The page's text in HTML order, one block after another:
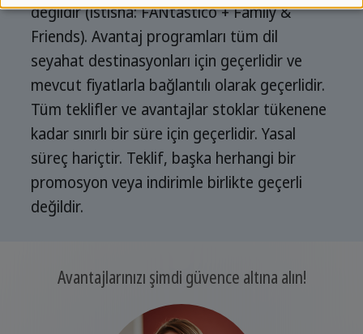
değildir (istisna: FANtastico + Family &
Friends). Avantaj programları tüm dil
seyahat destinasyonları için geçerlidir ve
mevcut fiyatlarla bağlantılı olarak geçerlidir.
Tüm teklifler ve avantajlar stoklar tükenene
kadar sınırlı bir süre için geçerlidir. Yasal
süreç hariçtir. Teklif, başka herhangi bir
promosyon veya indirimle birlikte geçerli
değildir.
Avantajlarınızı şimdi güvence altına alın!